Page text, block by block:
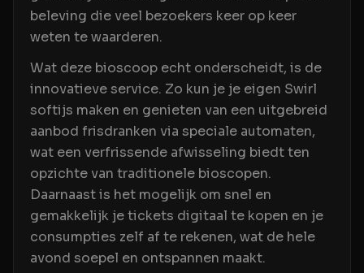
beleving die veel bezoekers keer op keer
weten te waarderen.
Wat deze bioscoop echt onderscheidt, is de
innovatieve service. Zo kun je je eigen Swirl
softijs maken en genieten van een uitgebreid
aanbod frisdranken via speciale automaten,
wat een verfrissende afwisseling biedt ten
opzichte van traditionele bioscopen.
Daarnaast is het mogelijk om snel en
gemakkelijk je tickets digitaal te kopen en je
consumpties zelf af te rekenen, wat de hele
avond soepel en ontspannen maakt.